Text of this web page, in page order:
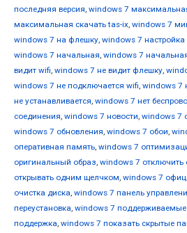
последняя версия, windows 7
максимальная скачать tas-ix, windows 7
windows 7 на флешку, windows 7
windows 7 начальная, windows 7
видит wifi, windows 7 не видит флешку,
windows 7 не подключается wifi, windows 7
не устанавливается, windows 7 нет
соединения, windows 7 новости, windows 7
windows 7 обновления, windows 7 обои,
оперативная память, windows 7
оригинальный образ, windows 7 отключить
открывать одним щелчком, windows 7
очистка диска, windows 7 панель
переустановка, windows 7 поддерживаемые
поддержка, windows 7 показать скрытые